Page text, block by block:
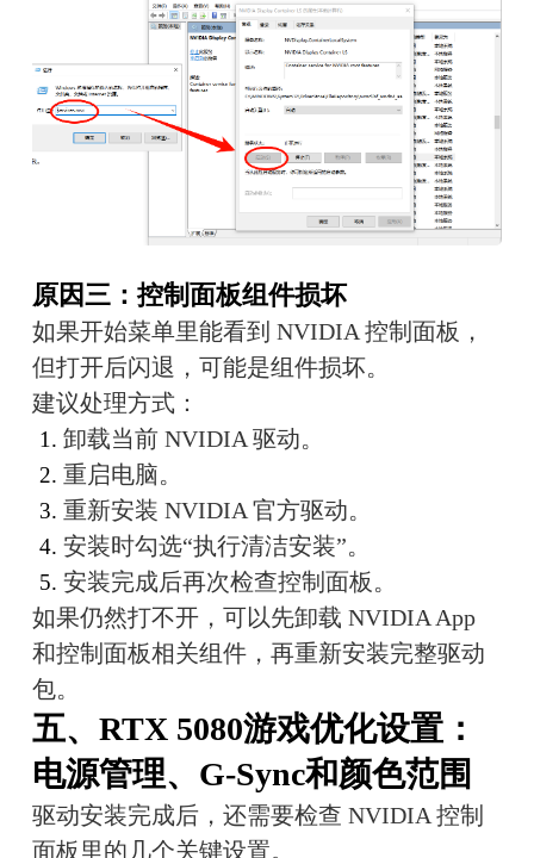
原因三：控制面板组件损坏
如果开始菜单里能看到 NVIDIA 控制面板，
但打开后闪退，可能是组件损坏。
建议处理方式：
卸载当前 NVIDIA 驱动。
重启电脑。
重新安装 NVIDIA 官方驱动。
安装时勾选“执行清洁安装”。
安装完成后再次检查控制面板。
如果仍然打不开，可以先卸载 NVIDIA App
和控制面板相关组件，再重新安装完整驱动
包。
五、RTX 5080游戏优化设置：
电源管理、G-Sync和颜色范围
驱动安装完成后，还需要检查 NVIDIA 控制
面板里的几个关键设置。